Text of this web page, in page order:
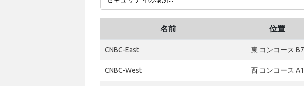
名前 位置
CNBC-East 東 コンコース B7
CNBC-West 西 コンコース A1